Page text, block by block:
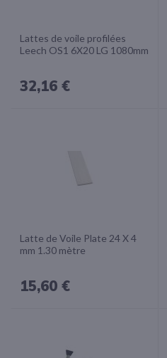
Lattes de voile profilées
Leech OS1 6X20 LG 1080mm
32,16 €
Latte de Voile Plate 24 X 4
mm 1.30 mètre
15,60 €